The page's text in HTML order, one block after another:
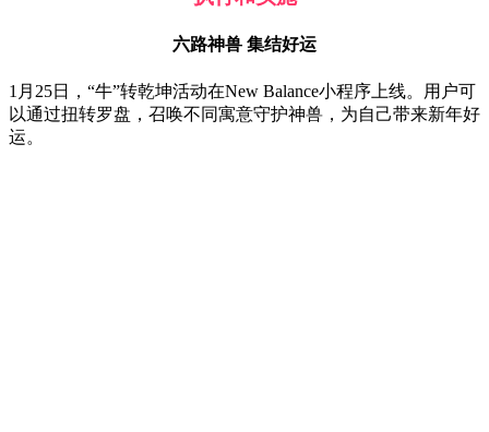
六路神兽 集结好运
1月25日，“牛”转乾坤活动在New Balance小程序上线。用户可
以通过扭转罗盘，召唤不同寓意守护神兽，为自己带来新年好
运。